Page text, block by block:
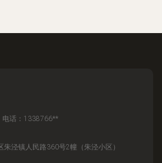
电话：1338766**
朱泾镇人民路360号2幢（朱泾小区）